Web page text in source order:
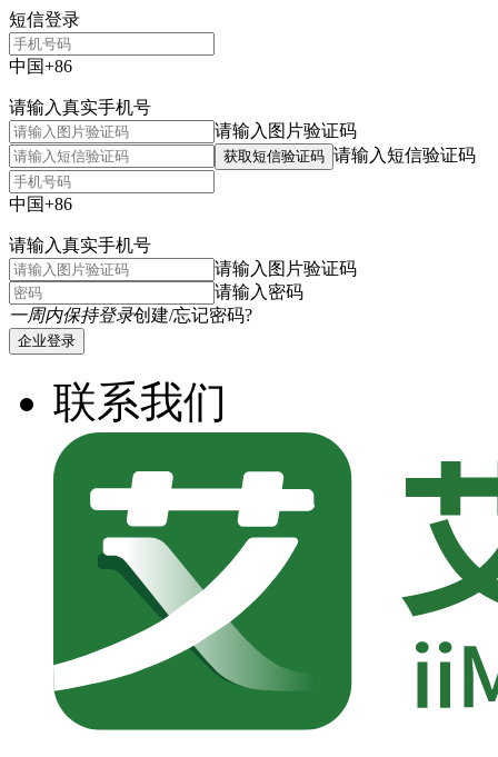
短信登录
中国+86
请输入真实手机号
请输入图片验证码
获取短信验证码 请输入短信验证码
中国+86
请输入真实手机号
请输入图片验证码
请输入密码
一周内保持登录创建/忘记密码?
企业登录
联系我们